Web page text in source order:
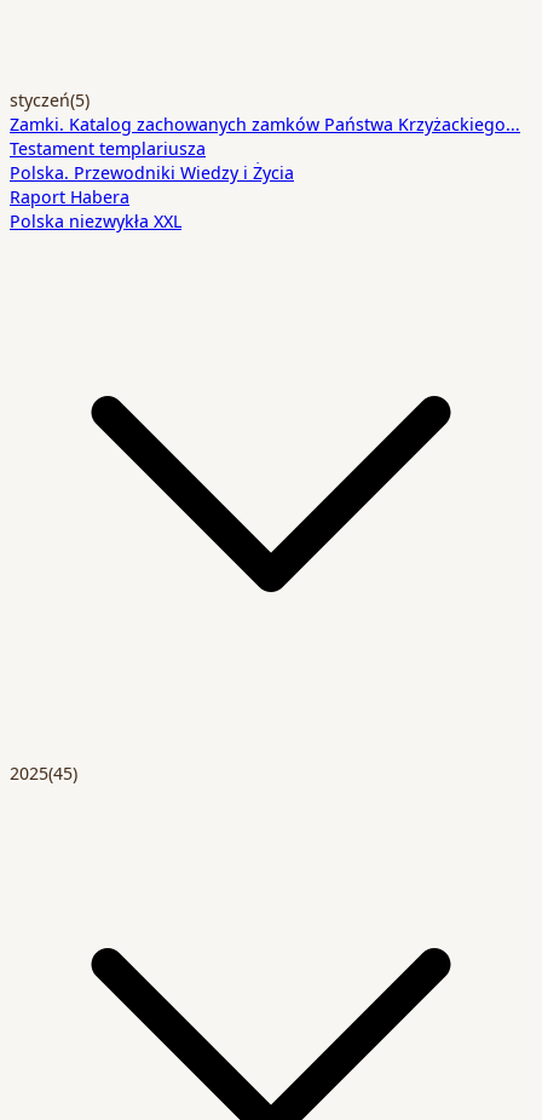
styczeń(5)
Zamki. Katalog zachowanych zamków Państwa Krzyżackiego…
Testament templariusza
Polska. Przewodniki Wiedzy i Życia
Raport Habera
Polska niezwykła XXL
2025(45)